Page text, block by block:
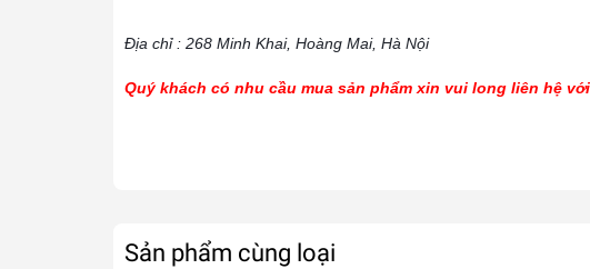
Địa chỉ : 268 Minh Khai, Hoàng Mai, Hà Nội
Quý khách có nhu cầu mua sản phẩm xin vui long liên hệ
Sản phẩm cùng loại